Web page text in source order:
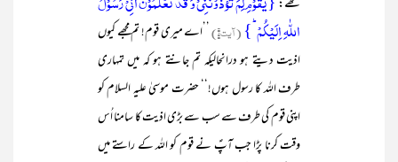
تھے:
اللّٰہِ اِلَیۡکُمۡ ؕ}(آیت۵)
’’اے میری قوم! تم مجھے کیوں
اذیت دیتے ہو درانحالیکہ تم جانتے ہو کہ میں تمہاری
طرف اللہ کا رسول ہوں!‘‘ حضرت موسیٰ علیہ السلام کو
اپنی قوم کی طرف سے سب سے بڑی اذیت کا سامنا اُس
وقت کرنا پڑا جب آپؑ نے قوم کو اللہ کے راستے میں